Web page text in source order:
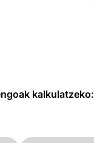
kalkulatzeko: